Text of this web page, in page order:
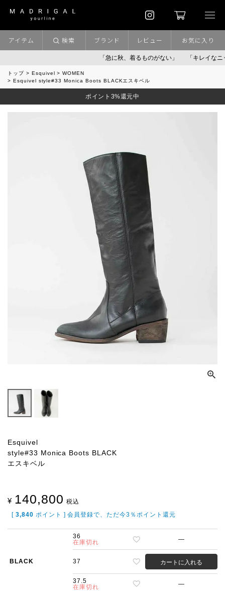
「急に秋、着るものがない」 「キレイなニット」
アイテム 検索 ブランド レビュー お気に入り
トップ Esquivel
WOMEN
Esquivel style#33 Monica Boots BLACKエスキベル
ポイント3%還元中
Esquivel
style#33 Monica Boots BLACK
エスキベル
¥ 140,800 税込
[ 3,840 ポイント ] 会員登録で、ただ今3％ポイント還元
BLACK
36
在庫切れ
—
37 カートに入れる
37.5
在庫切れ
—